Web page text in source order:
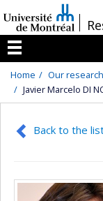
au
contenu
/
Menu
Home Our
Javier Marcelo DI
Back to the